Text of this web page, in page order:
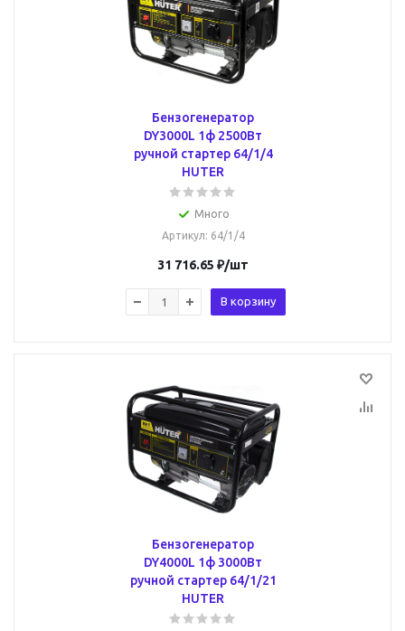
Бензогенератор
DY3000L 1ф 2500Вт
ручной стартер 64/1/4
HUTER
Много
Артикул: 64/1/4
31 716.65 ₽/шт
В корзину
Бензогенератор
DY4000L 1ф 3000Вт
ручной стартер 64/1/21
HUTER